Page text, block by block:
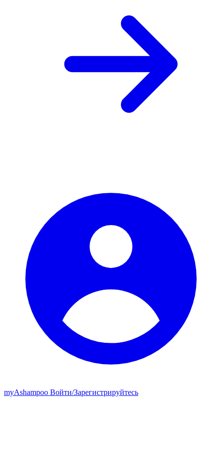
myAshampoo Войти/Зарегистрируйтесь